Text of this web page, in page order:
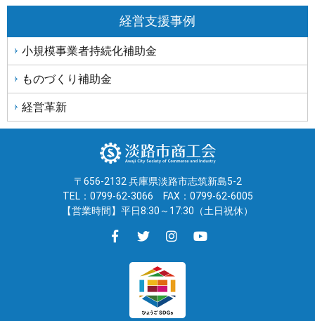
経営支援事例
小規模事業者持続化補助金
ものづくり補助金
経営革新
〒656-2132 兵庫県淡路市志筑新島5-2
TEL：0799-62-3066
FAX：0799-62-6005
【営業時間】平日8:30～17:30（土日祝休）